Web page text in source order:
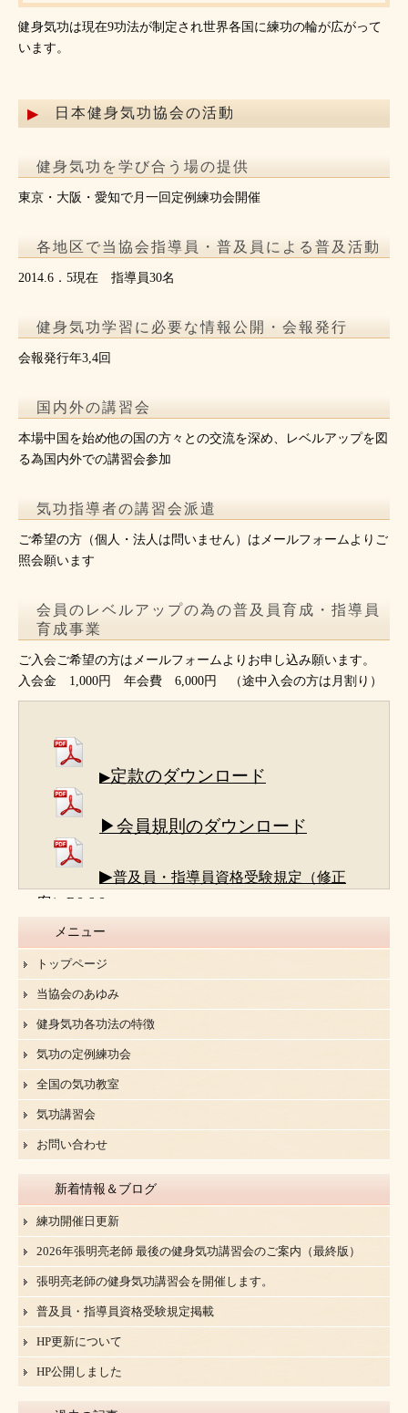
健身気功は現在9功法が制定され世界各国に練功の輪が広がって
います。
日本健身気功協会の活動
健身気功を学び合う場の提供
東京・大阪・愛知で月一回定例練功会開催
各地区で当協会指導員・普及員による普及活動
2014.6．5現在 指導員30名
健身気功学習に必要な情報公開・会報発行
会報発行年3,4回
国内外の講習会
本場中国を始め他の国の方々との交流を深め、レベルアップを図
る為国内外での講習会参加
気功指導者の講習会派遣
ご希望の方（個人・法人は問いません）はメールフォームよりご
照会願います
会員のレベルアップの為の普及員育成・指導員
育成事業
ご入会ご希望の方はメールフォームよりお申し込み願います。
入会金 1,000円 年会費 6,000円 （途中入会の方は月割り）
▶定款のダウンロード
▶会員規則のダウンロード
▶普及員・指導員資格受験規定（修正
案）R8.6.8
メニュー
トップページ
当協会のあゆみ
健身気功各功法の特徴
気功の定例練功会
全国の気功教室
気功講習会
お問い合わせ
新着情報＆ブログ
練功開催日更新
2026年張明亮老師 最後の健身気功講習会のご案内（最終版）
張明亮老師の健身気功講習会を開催します。
普及員・指導員資格受験規定掲載
HP更新について
HP公開しました